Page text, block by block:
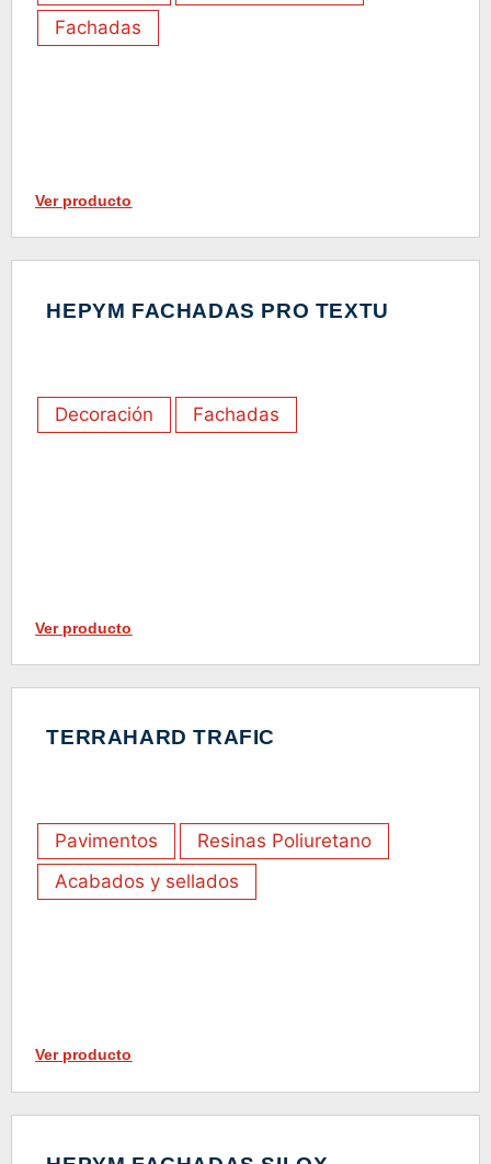
Fachadas
Ver producto
HEPYM FACHADAS PRO TEXTU
Decoración Fachadas
Ver producto
TERRAHARD TRAFIC
Pavimentos
Resinas Poliuretano
Acabados y sellados
Ver producto